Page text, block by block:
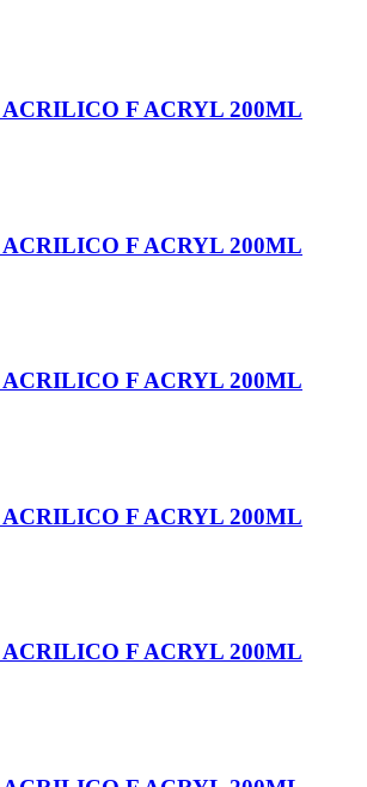
F ACRYL 200ML
F ACRYL 200ML
F ACRYL 200ML
F ACRYL 200ML
F ACRYL 200ML